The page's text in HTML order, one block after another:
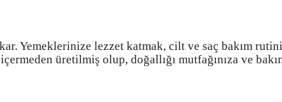
Yemeklerinize lezzet katmak, cilt ve saç bakım
üretilmiş olup, doğallığı mutfağınıza ve